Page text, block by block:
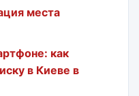
места
как
в Киеве в